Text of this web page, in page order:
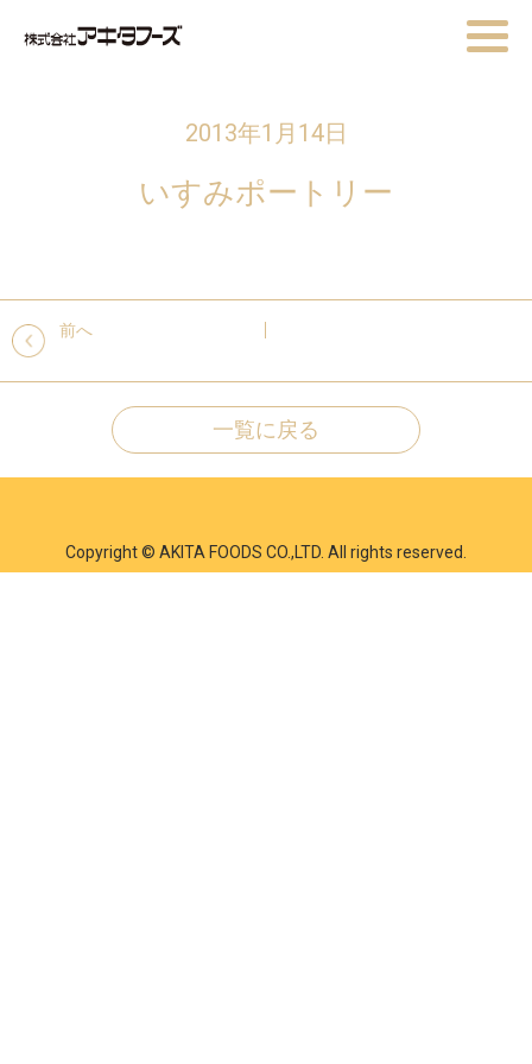
2013年1月14日
いすみポートリー
前へ
一覧に戻る
Copyright © AKITA FOODS CO.,LTD. All rights reserved.